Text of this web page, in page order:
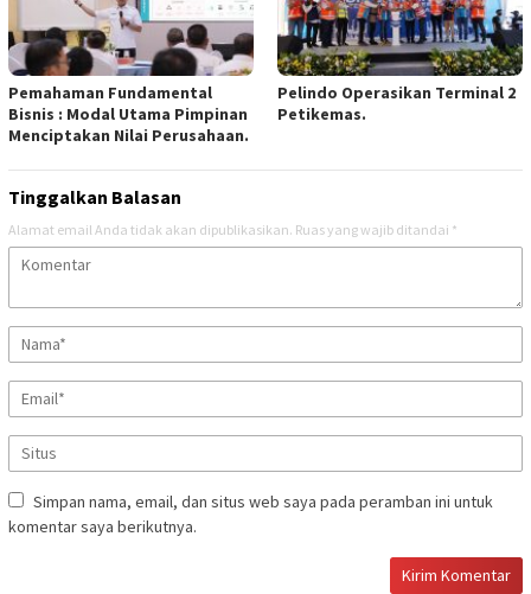
‎Pemahaman Fundamental
Bisnis : Modal Utama Pimpinan
Menciptakan Nilai Perusahaan.
‎Pelindo Operasikan Terminal 2
Petikemas. ‎
Tinggalkan Balasan
Alamat email Anda tidak akan dipublikasikan. Ruas yang wajib ditandai *
Simpan nama, email, dan situs web saya pada peramban ini untuk
komentar saya berikutnya.